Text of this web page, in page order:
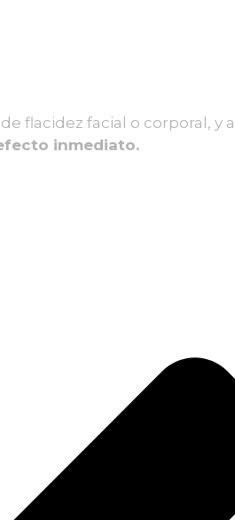
flacidez facial o corporal, y
inmediato.